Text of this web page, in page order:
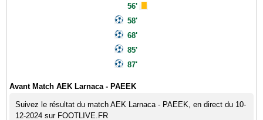
56'
58'
68'
85'
87'
Avant Match AEK Larnaca - PAEEK
Suivez le résultat du match AEK Larnaca - PAEEK, en direct du 10-
12-2024 sur FOOTLIVE.FR